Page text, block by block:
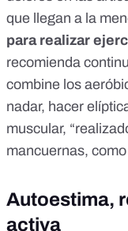
que llegan a la
para realizar
recomienda
combine los
nadar, hacer
muscular,
mancuernas,
Autoestima,
activa